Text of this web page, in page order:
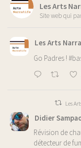
Les Arts
Site web qui
Les Arts
Go Padres !
Les
Didier
Révision de
détecteur de